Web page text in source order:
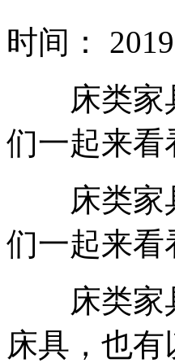
时间：
床类家具
们一起来看
床类家具
们一起来看
床类家具
床具，也